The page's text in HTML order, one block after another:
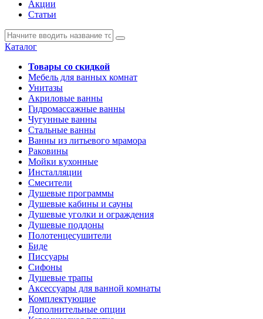
Акции
Статьи
Каталог
Товары со скидкой
Мебель для ванных комнат
Унитазы
Акриловые ванны
Гидромассажные ванны
Чугунные ванны
Стальные ванны
Ванны из литьевого мрамора
Раковины
Мойки кухонные
Инсталляции
Смесители
Душевые программы
Душевые кабины и сауны
Душевые уголки и ограждения
Душевые поддоны
Полотенцесушители
Биде
Писсуары
Сифоны
Душевые трапы
Аксессуары для ванной комнаты
Комплектующие
Дополнительные опции